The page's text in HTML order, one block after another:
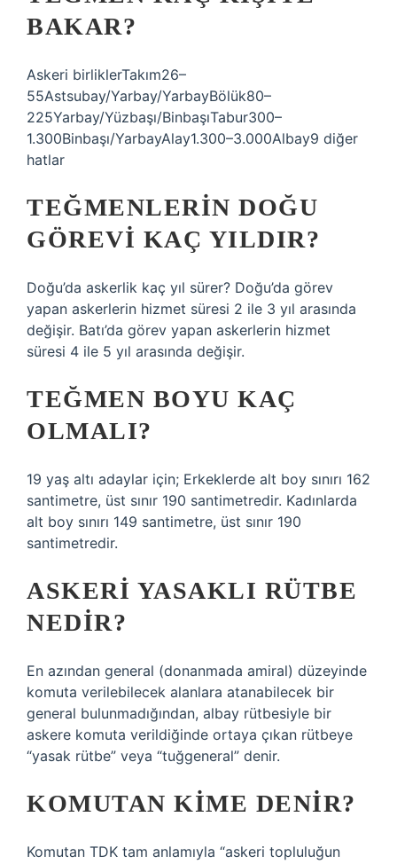
BAKAR?
Askeri birliklerTakım26–
55Astsubay/Yarbay/YarbayBölük80–
225Yarbay/Yüzbaşı/BinbaşıTabur300–
1.300Binbaşı/YarbayAlay1.300–3.000Albay9 diğer
hatlar
TEĞMENLERIN DOĞU
GÖREVI KAÇ YILDIR?
Doğu’da askerlik kaç yıl sürer? Doğu’da görev
yapan askerlerin hizmet süresi 2 ile 3 yıl arasında
değişir. Batı’da görev yapan askerlerin hizmet
süresi 4 ile 5 yıl arasında değişir.
TEĞMEN BOYU KAÇ
OLMALI?
19 yaş altı adaylar için; Erkeklerde alt boy sınırı 162
santimetre, üst sınır 190 santimetredir. Kadınlarda
alt boy sınırı 149 santimetre, üst sınır 190
santimetredir.
ASKERI YASAKLI RÜTBE
NEDIR?
En azından general (donanmada amiral) düzeyinde
komuta verilebilecek alanlara atanabilecek bir
general bulunmadığından, albay rütbesiyle bir
askere komuta verildiğinde ortaya çıkan rütbeye
“yasak rütbe” veya “tuğgeneral” denir.
KOMUTAN KIME DENIR?
Komutan TDK tam anlamıyla “askeri topluluğun